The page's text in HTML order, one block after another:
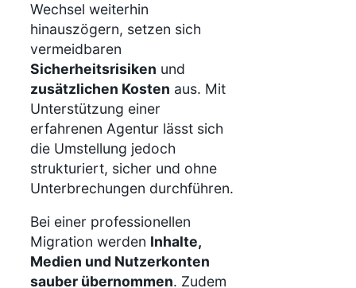
Wechsel weiterhin
hinauszögern, setzen sich
vermeidbaren
Sicherheitsrisiken und
zusätzlichen Kosten aus. Mit
Unterstützung einer
erfahrenen Agentur lässt sich
die Umstellung jedoch
strukturiert, sicher und ohne
Unterbrechungen durchführen.
Bei einer professionellen
Migration werden Inhalte,
Medien und Nutzerkonten
sauber übernommen. Zudem